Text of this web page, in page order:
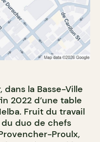
la Basse-Ville
2022 d’une table
Fruit du travail
duo de chefs
Proulx,